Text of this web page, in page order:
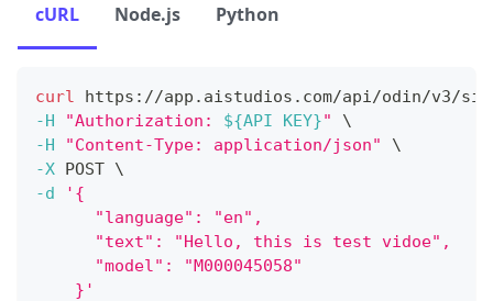
cURL Node.js Python
curl https://app.aistudios.com/api/odin/v3/
-H
"Authorization: ${API KEY}"
\
-H
"Content-Type: application/json"
\
-X POST \
-d
'{
      "language": "en",
      "text": "Hello, this is test vidoe",
      "model": "M000045058"
    }'